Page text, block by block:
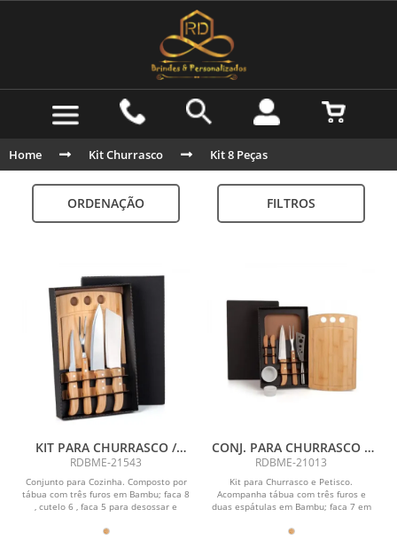
Home Kit Churrasco Kit 8 Peças
ORDENAÇÃO FILTROS
KIT PARA CHURRASCO /
COZINHA EM BAMBU /
MADEIRA / INOX - 5 PÇS
RDBME-21543
Conjunto para Cozinha. Composto por
tábua com três furos em Bambu; faca 8
, cutelo 6 , faca 5 para desossar e
CONJ. PARA CHURRASCO E
PETISCO EM BAMBU /
MADEIRA / INOX - 2 EM 1
RDBME-21013
Kit para Churrasco e Petisco.
Acompanha tábua com três furos e
duas espátulas em Bambu; faca 7 em